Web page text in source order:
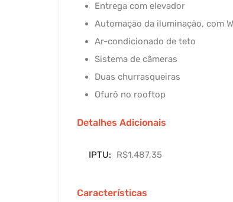
Entrega com elevador
Automação da iluminação, com
Ar-condicionado de teto
Sistema de câmeras
Duas churrasqueiras
Ofurô no rooftop
Detalhes Adicionais
IPTU: R$1.487,35
Características